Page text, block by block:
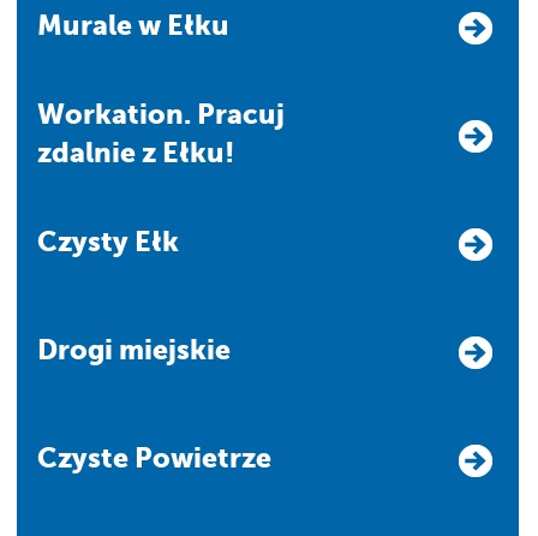
Murale w Ełku
Workation. Pracuj
zdalnie z Ełku!
Czysty Ełk
Drogi miejskie
Czyste Powietrze